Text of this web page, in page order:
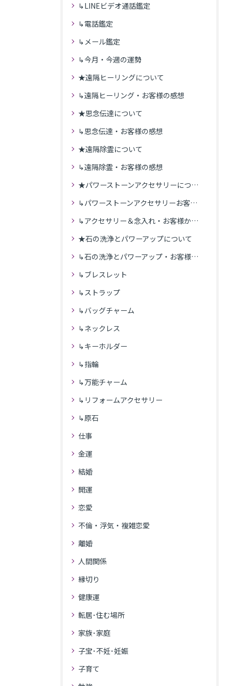
↳LINEビデオ通話鑑定
↳電話鑑定
↳メール鑑定
↳今月・今週の運勢
★遠隔ヒーリングについて
↳遠隔ヒーリング・お客様の感想
★思念伝達について
↳思念伝達・お客様の感想
★遠隔除霊について
↳遠隔除霊・お客様の感想
★パワーストーンアクセサリーについて
↳パワーストーンアクセサリーお客様の発送商品一覧
↳アクセサリー＆念入れ・お客様からの感想
★石の洗浄とパワーアップについて
↳石の洗浄とパワーアップ・お客様の感想
↳ブレスレット
↳ストラップ
↳バッグチャーム
↳ネックレス
↳キーホルダー
↳指輪
↳万能チャーム
↳リフォームアクセサリー
↳原石
仕事
金運
結婚
開運
恋愛
不倫・浮気・複雑恋愛
離婚
人間関係
縁切り
健康運
転居･住む場所
家族･家庭
子宝･不妊･妊娠
子育て